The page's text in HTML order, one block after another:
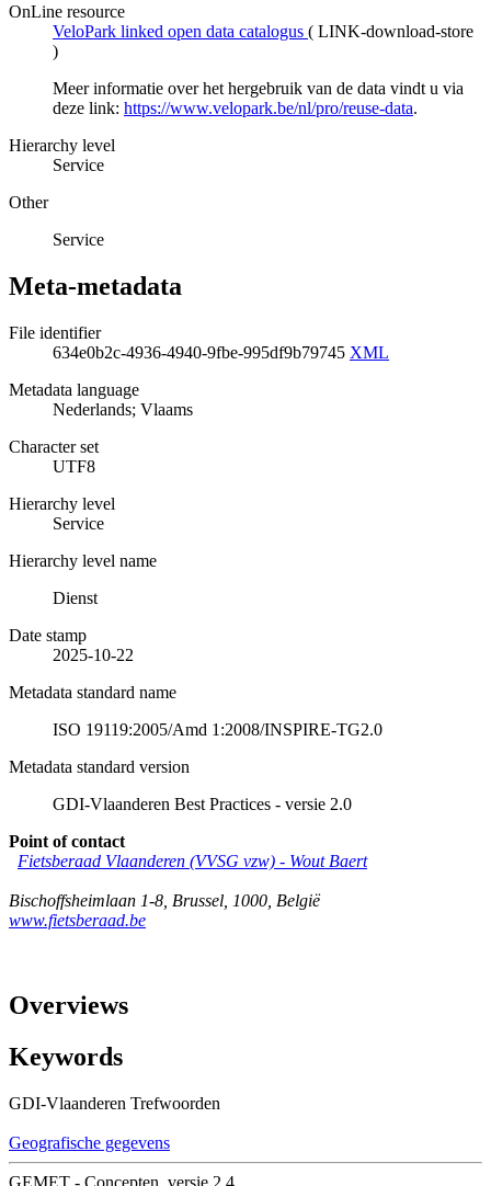
OnLine resource
VeloPark linked open data catalogus ( LINK-download-store
)
Meer informatie over het hergebruik van de data vindt u via
deze link: https://www.velopark.be/nl/pro/reuse-data.
Hierarchy level
Service
Other
Service
Meta-metadata
File identifier
634e0b2c-4936-4940-9fbe-995df9b79745 XML
Metadata language
Nederlands; Vlaams
Character set
UTF8
Hierarchy level
Service
Hierarchy level name
Dienst
Date stamp
2025-10-22
Metadata standard name
ISO 19119:2005/Amd 1:2008/INSPIRE-TG2.0
Metadata standard version
GDI-Vlaanderen Best Practices - versie 2.0
Point of contact
Fietsberaad Vlaanderen (VVSG vzw) - Wout Baert
Bischoffsheimlaan 1-8 Brussel 1000 België
www.fietsberaad.be
Overviews
Keywords
GDI-Vlaanderen Trefwoorden
Geografische gegevens